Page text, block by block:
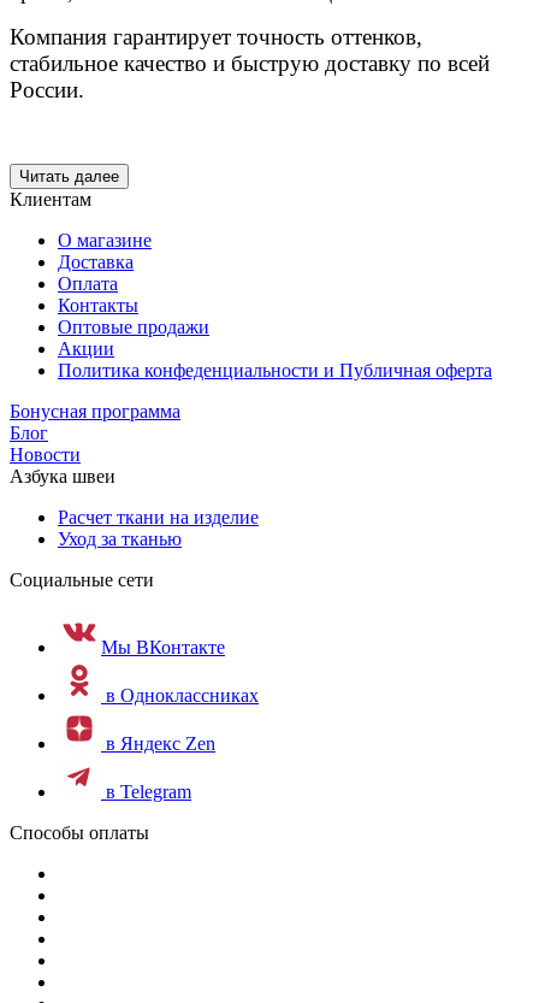
Компания гарантирует точность оттенков,
стабильное качество и быструю доставку по всей
России.
Читать далее
Клиентам
О магазине
Доставка
Оплата
Контакты
Оптовые продажи
Акции
Политика конфеденциальности и Публичная оферта
Бонусная программа
Блог
Новости
Азбука швеи
Расчет ткани на изделие
Уход за тканью
Социальные сети
Мы ВКонтакте
в Одноклассниках
в Яндекс Zen
в Telegram
Способы оплаты